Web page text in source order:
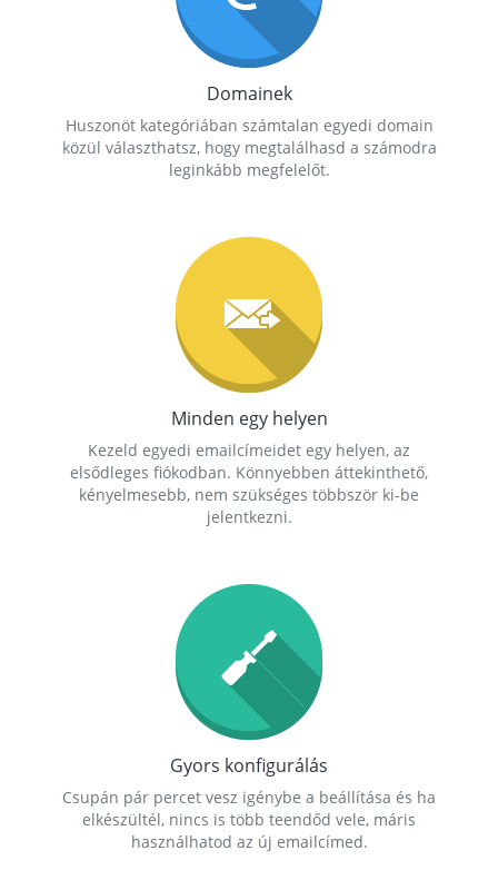
Domainek
Huszonöt kategóriában számtalan egyedi domain
közül választhatsz, hogy megtalálhasd a számodra
leginkább megfelelőt.
Minden egy helyen
Kezeld egyedi emailcímeidet egy helyen, az
elsődleges fiókodban. Könnyebben áttekinthető,
kényelmesebb, nem szükséges többször ki-be
jelentkezni.
Gyors konfigurálás
Csupán pár percet vesz igénybe a beállítása és ha
elkészültél, nincs is több teendőd vele, máris
használhatod az új emailcímed.